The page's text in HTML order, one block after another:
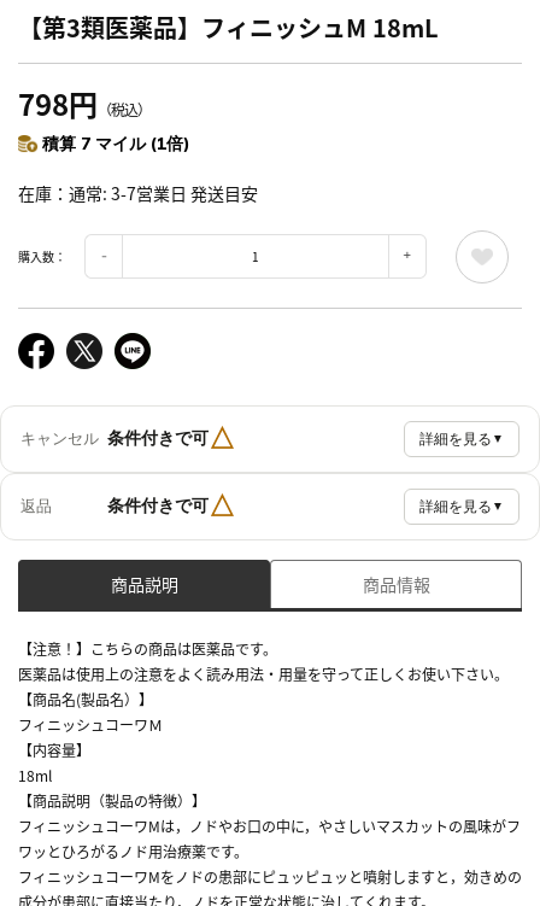
【第3類医薬品】フィニッシュM 18mL
798円 （税込）
積算 7 マイル (1倍)
在庫 通常: 3-7営業日 発送目安
購入数：
キャンセル 条件付きで可△ 詳細を見る ▼
返品 条件付きで可△ 詳細を見る ▼
商品説明 商品情報
【注意！】こちらの商品は医薬品です。
医薬品は使用上の注意をよく読み用法・用量を守って正しくお使い下さい。
【商品名(製品名）】
フィニッシュコーワＭ
【内容量】
18ml
【商品説明（製品の特徴）】
フィニッシュコーワMは，ノドやお口の中に，やさしいマスカットの風味がフ
ワッとひろがるノド用治療薬です。
フィニッシュコーワMをノドの患部にピュッピュッと噴射しますと，効きめの
成分が患部に直接当たり，ノドを正常な状態に治してくれます。